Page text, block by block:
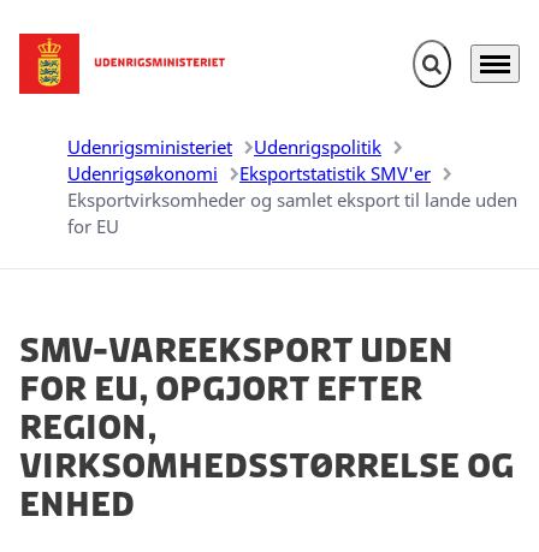
Gå til forsiden Fold søgefelt
Menu
Udenrigsministeriet
Udenrigspolitik
Udenrigsøkonomi
Eksportstatistik SMV'er
Eksportvirksomheder og samlet eksport til lande uden
for EU
SMV-vareeksport uden
for EU, opgjort efter
region,
virksomhedsstørrelse og
enhed